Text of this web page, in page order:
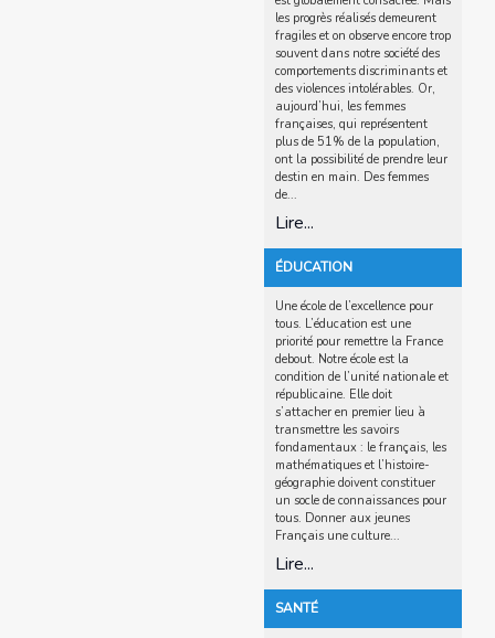
les progrès réalisés demeurent
fragiles et on observe encore trop
souvent dans notre société des
comportements discriminants et
des violences intolérables. Or,
aujourd’hui, les femmes
françaises, qui représentent
plus de 51% de la population,
ont la possibilité de prendre leur
destin en main. Des femmes
de...
Lire...
ÉDUCATION
Une école de l’excellence pour
tous. L’éducation est une
priorité pour remettre la France
debout. Notre école est la
condition de l’unité nationale et
républicaine. Elle doit
s’attacher en premier lieu à
transmettre les savoirs
fondamentaux : le français, les
mathématiques et l’histoire-
géographie doivent constituer
un socle de connaissances pour
tous. Donner aux jeunes
Français une culture...
Lire...
SANTÉ